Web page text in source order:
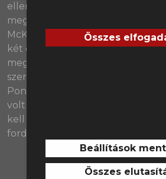
Összes
Beállítások
Összes
ellen, és bár a második félidő
megérdemelt volt, az első 45
McKenna együttese lehetett
két osztályt is ugró Ipswich
megnehezítette a Liverpool
szervezett labda nélküli
Pontosan mi okozott gondot Slot
volt erre a megoldás? Mik a
kell fejlődnie a Liverpoolnak a
fordulókban?